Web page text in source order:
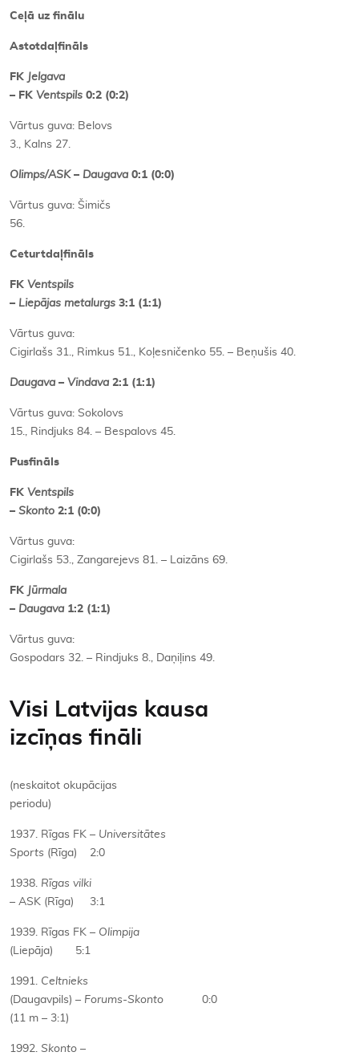
Ceļā uz finālu
Astotdaļfināls
FK Jelgava
– FK Ventspils 0:2 (0:2)
Vārtus guva: Belovs
3., Kalns 27.
Olimps/ASK– Daugava 0:1 (0:0)
Vārtus guva: Šimičs
56.
Ceturtdaļfināls
FK Ventspils
– Liepājas metalurgs 3:1 (1:1)
Vārtus guva:
Cigirlašs 31., Rimkus 51., Koļesničenko 55. – Beņušis 40.
Daugava – Vindava 2:1 (1:1)
Vārtus guva: Sokolovs
15., Rindjuks 84. – Bespalovs 45.
Pusfināls
FK Ventspils
– Skonto 2:1 (0:0)
Vārtus guva:
Cigirlašs 53., Zangarejevs 81. – Laizāns 69.
FK Jūrmala
– Daugava 1:2 (1:1)
Vārtus guva:
Gospodars 32. – Rindjuks 8., Daņiļins 49.
Visi Latvijas kausa
izcīņas fināli
(neskaitot okupācijas
periodu)
1937. Rīgas FK – Universitātes
Sports (Rīga) 2:0
1938. Rīgas vilki
– ASK (Rīga) 3:1
1939. Rīgas FK – Olimpija
(Liepāja) 5:1
1991. Celtnieks
(Daugavpils) – Forums-Skonto 0:0
(11 m – 3:1)
1992. Skonto –